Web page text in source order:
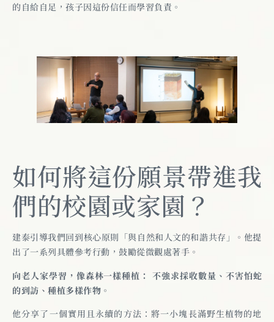
的自給自足，孩子因這份信任而學習負責。
如何將這份願景帶進我
們的校園或家園？
建泰引導我們回到核心原則「與自然和人文的和諧共存」。他提
出了一系列具體參考行動，鼓勵從微觀處著手。
向老人家學習，像森林一樣種植： 不強求採收數量、不害怕蛇
的到訪、種植多樣作物。
他分享了一個實用且永續的方法：將一小塊長滿野生植物的地